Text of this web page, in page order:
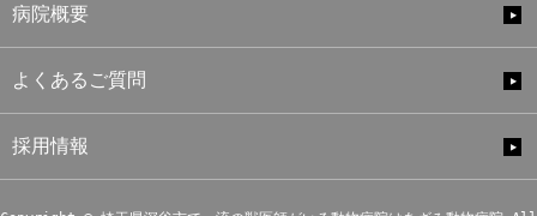
病院概要
よくあるご質問
採用情報